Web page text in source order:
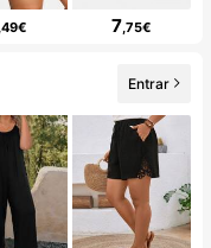
,49€ 7 ,75€
Entrar